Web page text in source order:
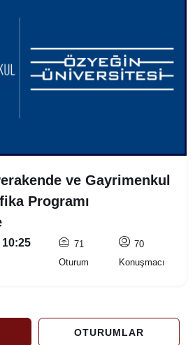
ve Gayrimenkul
Programı
10:25
71
Oturum
70
Konuşmacı
OTURUMLAR